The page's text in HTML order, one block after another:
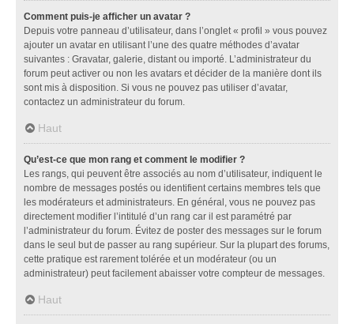
Comment puis-je afficher un avatar ?
Depuis votre panneau d’utilisateur, dans l’onglet « profil » vous pouvez
ajouter un avatar en utilisant l’une des quatre méthodes d’avatar
suivantes : Gravatar, galerie, distant ou importé. L’administrateur du
forum peut activer ou non les avatars et décider de la manière dont ils
sont mis à disposition. Si vous ne pouvez pas utiliser d’avatar,
contactez un administrateur du forum.
Haut
Qu’est-ce que mon rang et comment le modifier ?
Les rangs, qui peuvent être associés au nom d’utilisateur, indiquent le
nombre de messages postés ou identifient certains membres tels que
les modérateurs et administrateurs. En général, vous ne pouvez pas
directement modifier l’intitulé d’un rang car il est paramétré par
l’administrateur du forum. Évitez de poster des messages sur le forum
dans le seul but de passer au rang supérieur. Sur la plupart des forums,
cette pratique est rarement tolérée et un modérateur (ou un
administrateur) peut facilement abaisser votre compteur de messages.
Haut